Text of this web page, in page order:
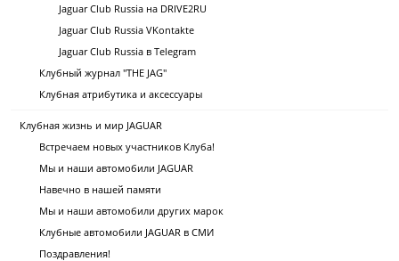
Jaguar Club Russia на DRIVE2RU
Jaguar Club Russia VKontakte
Jaguar Club Russia в Telegram
Клубный журнал "THE JAG"
Клубная атрибутика и аксессуары
Клубная жизнь и мир JAGUAR
Встречаем новых участников Клуба!
Мы и наши автомобили JAGUAR
Навечно в нашей памяти
Мы и наши автомобили других марок
Клубные автомобили JAGUAR в СМИ
Поздравления!